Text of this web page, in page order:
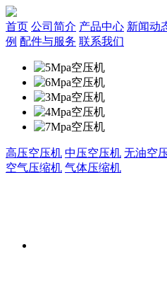
首页 公司简介 产品中心 新闻动
例 配件与服务 联系我们
高压空压机 中压空压机 无油空
空气压缩机 气体压缩机